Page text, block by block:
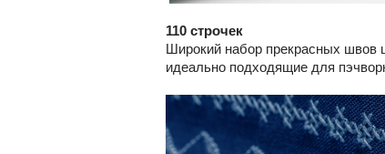
110 строчек
Широкий набор прекрасных швов
идеально подходящие для